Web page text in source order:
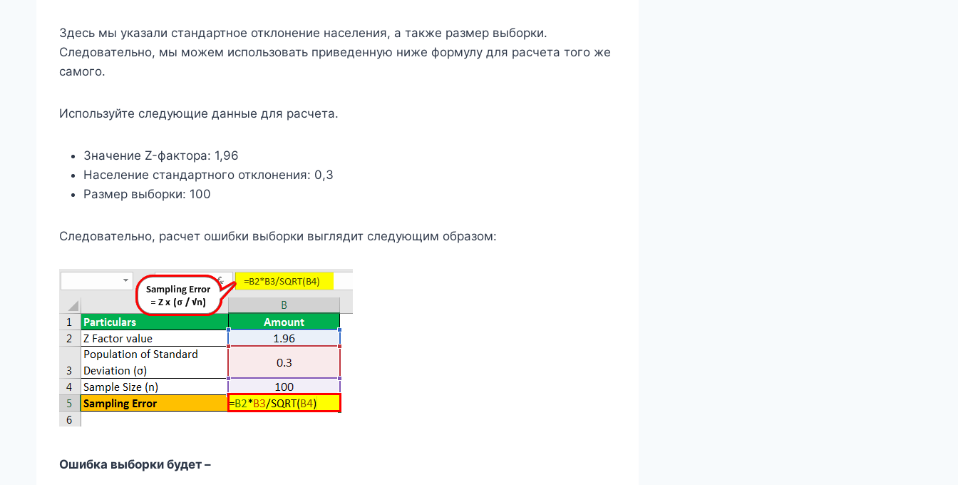
Здесь мы указали стандартное отклонение населения, а также размер выборки.
Следовательно, мы можем использовать приведенную ниже формулу для расчета того же
самого.
Используйте следующие данные для расчета.
Значение Z-фактора: 1,96
Население стандартного отклонения: 0,3
Размер выборки: 100
Следовательно, расчет ошибки выборки выглядит следующим образом:
Ошибка выборки будет –